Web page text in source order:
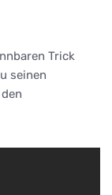
Trick
seinen